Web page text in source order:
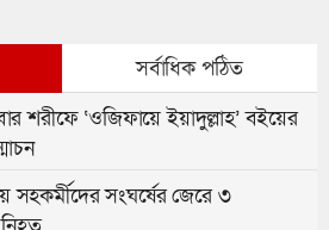
সর্বাধিক পঠিত
শরীফে ‘ওজিফায়ে ইয়াদুল্লাহ’ বইয়ের
সহকর্মীদের সংঘর্ষের জেরে ৩